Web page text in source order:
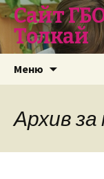
Сайт
Толкай
Меню
Архив